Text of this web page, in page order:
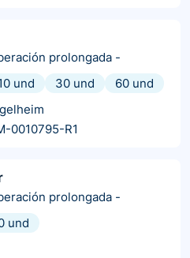
prolongada -
und 30 und
60 und
0010795-R1
prolongada -
und